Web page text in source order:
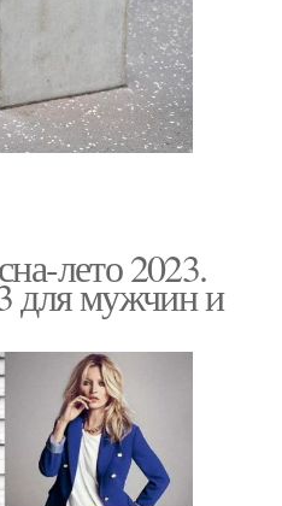
лето 2023.
для мужчин и